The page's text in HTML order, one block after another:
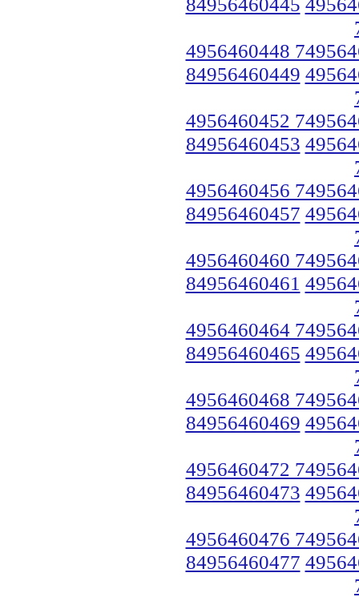
4956460448
84956460449
4956460452
84956460453
4956460456
84956460457
4956460460
84956460461
4956460464
84956460465
4956460468
84956460469
4956460472
84956460473
4956460476
84956460477